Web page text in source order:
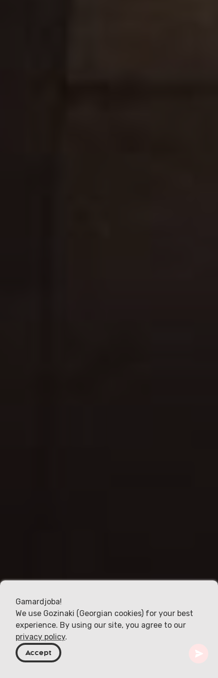
Gamardjoba!
We use Gozinaki (Georgian cookies) for your best
experience. By using our site, you agree to our
privacy policy.
Accept